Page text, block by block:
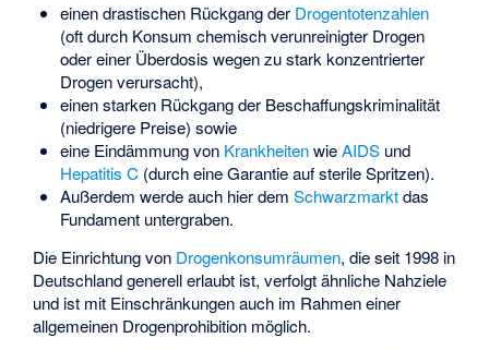
einen drastischen Rückgang der Drogentotenzahlen
(oft durch Konsum chemisch verunreinigter Drogen
oder einer Überdosis wegen zu stark konzentrierter
Drogen verursacht),
einen starken Rückgang der Beschaffungskriminalität
(niedrigere Preise) sowie
eine Eindämmung von KrankheitenwieAIDSund
Hepatitis C(durch eine Garantie auf sterile Spritzen).
Außerdem werde auch hier dem Schwarzmarktdas
Fundament untergraben.
Die Einrichtung von Drogenkonsumräumen, die seit 1998 in
Deutschland generell erlaubt ist, verfolgt ähnliche Nahziele
und ist mit Einschränkungen auch im Rahmen einer
allgemeinen Drogenprohibition möglich.